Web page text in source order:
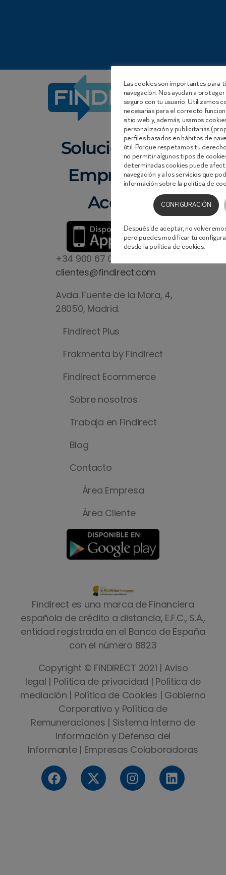
Soluciones
Empresa
Acceso
+34 900 67 05 10
clientes@findirect.com
Avda. Fuente de la Mora, 4,
28050, Madrid.
Findirect Plus
Frakmenta by Findirect
Findirect Ecommerce
Sobre nosotros
Trabaja en Findirect
Blog
Contacto
Área Empresa
Área Cliente
Findirect es una marca de Financiera
española de crédito a distancia, E.F.C., S.A.,
entidad registrada en el Banco de España
con el número 8823
Copyright © FINDIRECT 2021 | Aviso
legal | Política de privacidad | Política de
mediación | Política de Cookies | Gobierno
Corporativo y Política de
Remuneraciones | Sistema Interno de
Información y Defensa del
Informante| Empresas Colaboradoras
Las cookies son importantes para
navegación. Nos ayudan a
seguro con tu usuario. Utilizamos
necesarias para el correcto
sitio web y, además, usamos
personalización y publicitarias
perfiles basados en hábitos de
útil. Porque respetamos tu
no permitir algunos tipos de
determinadas cookies puede
navegación y a los servicios que
información sobre la política de
CONFIGURACIÓN
Después de aceptar, no
pero puedes modificar tu
desde la política de cookies.